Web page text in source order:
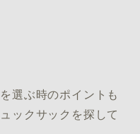
選ぶ時のポイントも
ックサックを探して